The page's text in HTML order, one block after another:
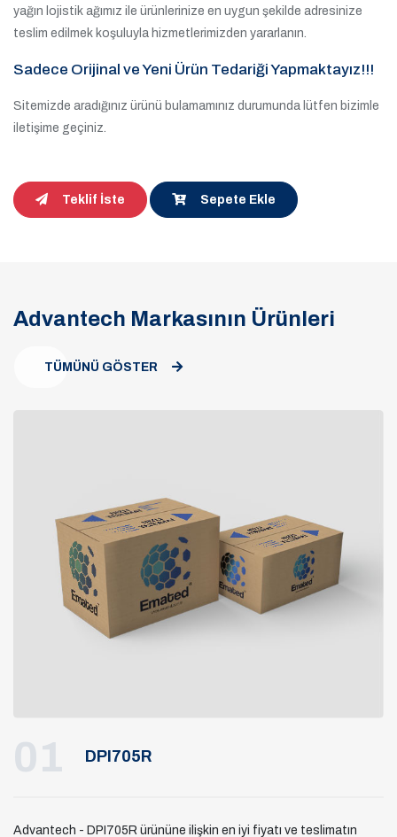
yağın lojistik ağımız ile ürünlerinize en uygun şekilde adresinize
teslim edilmek koşuluyla hizmetlerimizden yararlanın.
Sadece Orijinal ve Yeni Ürün Tedariği Yapmaktayız!!!
Sitemizde aradığınız ürünü bulamamınız durumunda lütfen bizimle
iletişime geçiniz.
Teklif İste Sepete Ekle
Advantech Markasının Ürünleri
TÜMÜNÜ GÖSTER
01 DPI705R
Advantech - DPI705R ürününe ilişkin en iyi fiyatı ve teslimatın